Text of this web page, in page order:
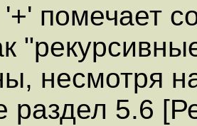
помечает
несмотря
раздел 5.6